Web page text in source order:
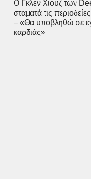
Ο Γκλεν Χιουζ των
σταματά τις
– «Θα υποβληθώ σε
καρδιάς»